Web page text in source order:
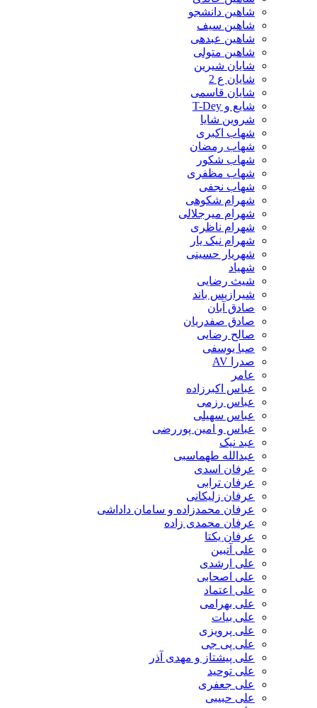
شاهین دانشجو
شاهین سیف
شاهین عبدهی
شاهین متولی
شایان شیرین
شایان ع 2
شایان قاسمی
شایع و T-Dey
شروین شایا
شهاب اکبری
شهاب رمضان
شهاب شکور
شهاب مظفری
شهاب نجفی
شهرام شکوهی
شهرام میرجلالی
شهرام ناظری
شهرام نیک یار
شهریار حسینی
شهیاد
شیث رضایی
شیرازیس باند
صادق آبان
صادق صفدریان
صالح رضایی
صبا یوسفی
صدرا AV
عامر
عباس اکبرزاده
عباس رزمی
عباس سهیلی
عباس و امین پوررضی
عبد نیک
عبدالله طهماسبی‎
عرفان اسدی
عرفان ترابی
عرفان زلیکانی
عرفان محمدزاده و سامان داداشی
عرفان محمدی زاده
عرفان یکتا
علی آتبین
علی ارشدی
علی اصحابی
علی اعتماد
علی بهرامی
علی بیات
علی پرویزی
علی پی جی
علی پیشتاز و مهدی آذر
علی توحید
علی جعفری
علی حبیبی